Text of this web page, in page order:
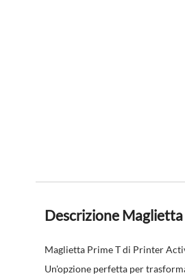
Descrizione
Maglietta Prime T di Printer
Un'opzione perfetta per